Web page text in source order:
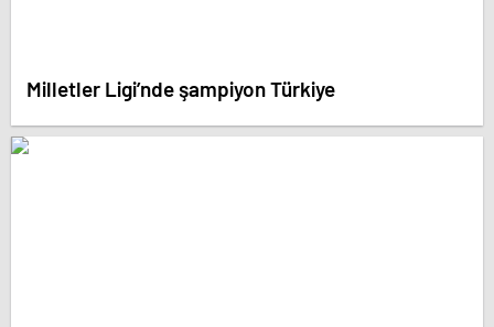
Milletler Ligi’nde şampiyon Türkiye